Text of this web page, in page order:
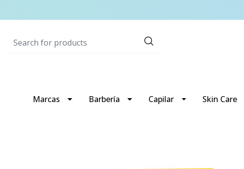
Marcas Barbería Capilar Skin Care